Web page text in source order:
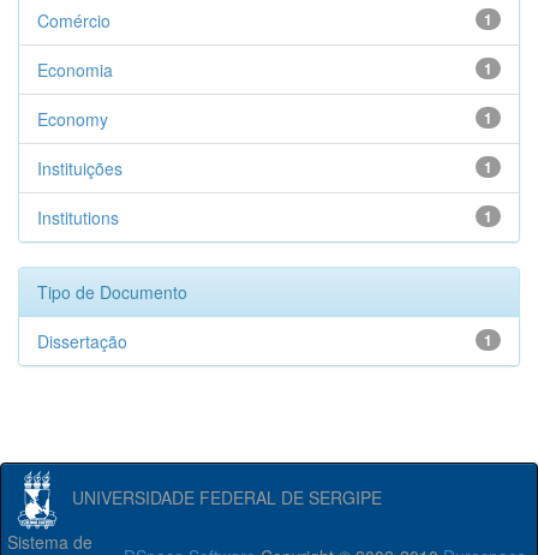
1
Comércio
1
Economia
1
Economy
1
Instituições
1
Institutions
Tipo de Documento
1
Dissertação
UNIVERSIDADE FEDERAL DE SERGIPE
Sistema de